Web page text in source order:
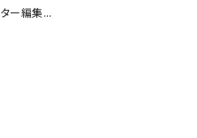
ー編集...